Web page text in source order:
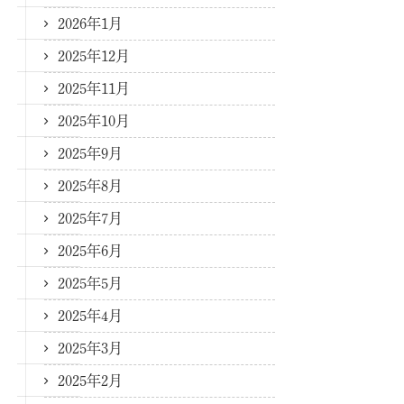
2026年1月
2025年12月
2025年11月
2025年10月
2025年9月
2025年8月
2025年7月
2025年6月
2025年5月
2025年4月
2025年3月
2025年2月